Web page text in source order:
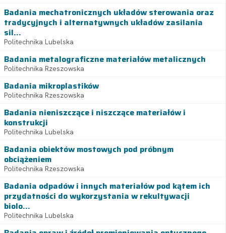
Badania mechatronicznych układów sterowania oraz
tradycyjnych i alternatywnych układów zasilania
sil...
Politechnika Lubelska
Badania metalograficzne materiałów metalicznych
Politechnika Rzeszowska
Badania mikroplastików
Politechnika Rzeszowska
Badania nieniszczące i niszczące materiałów i
konstrukcji
Politechnika Lubelska
Badania obiektów mostowych pod próbnym
obciążeniem
Politechnika Rzeszowska
Badania odpadów i innych materiałów pod kątem ich
przydatności do wykorzystania w rekultywacji
biolo...
Politechnika Lubelska